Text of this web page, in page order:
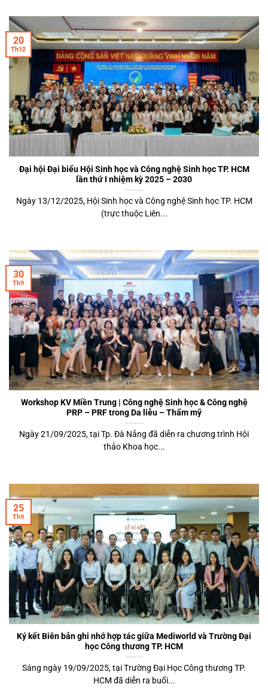
Đại hội Đại biểu Hội Sinh học và Công nghệ Sinh học TP. HCM
lần thứ I nhiệm kỳ 2025 – 2030
Ngày 13/12/2025, Hội Sinh học và Công nghệ Sinh học TP. HCM
(trực thuộc Liên...
20
Th12
Workshop KV Miền Trung | Công nghệ Sinh học & Công nghệ
PRP – PRF trong Da liễu – Thẩm mỹ
Ngày 21/09/2025, tại Tp. Đà Nẵng đã diễn ra chương trình Hội
thảo Khoa học...
30
Th9
Ký kết Biên bản ghi nhớ hợp tác giữa Mediworld và Trường Đại
học Công thương TP. HCM
Sáng ngày 19/09/2025, tại Trường Đại Học Công thương TP.
HCM đã diễn ra buổi...
25
Th9